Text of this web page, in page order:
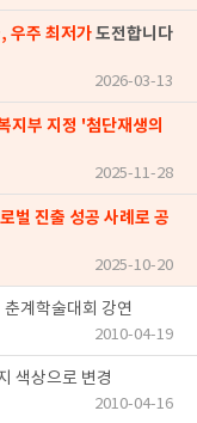
우주 최저가도전합니다
2026-03-13
지부 지정 '첨단재생의
2025-11-28
벌 진출 성공 사례로 공
2025-10-20
계학술대회 강연
2010-04-19
색상으로 변경
2010-04-16